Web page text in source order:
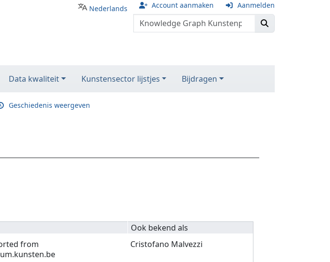
Nederlands Account aanmaken Aanmelden
Data kwaliteit Kunstensector lijstjes Bijdragen
Geschiedenis weergeven
Ook bekend als
from
Cristofano Malvezzi